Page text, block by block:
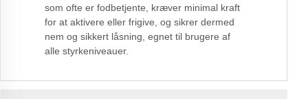
som ofte er fodbetjente, kræver minimal kraft
for at aktivere eller frigive, og sikrer dermed
nem og sikkert låsning, egnet til brugere af
alle styrkeniveauer.